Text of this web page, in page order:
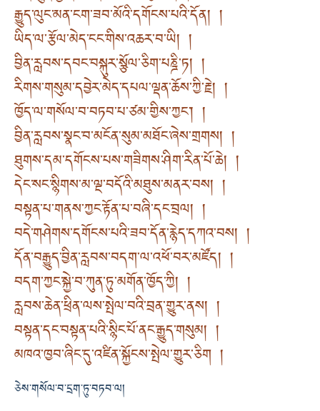
རྒྱུད་ལུང་མན་ངག་ཟབ་མོའི་དགོངས་པའི་དོན། །
ཡིད་ལ་རྩོལ་མེད་ངང་གིས་འཆར་བ་ཡི། །
བྱིན་རླབས་དབང་བསྐུར་སྩོལ་ཅིག་པཎྜི་ཏ། །
རིགས་གསུམ་དབྱེར་མེད་དཔལ་ལྡན་ཆོས་ཀྱི་རྗེ། །
ཁྱོད་ལ་གསོལ་བ་བཏབ་པ་ཙམ་གྱིས་ཀྱང་། །
བྱིན་རླབས་སྣང་བ་མངོན་སུམ་མཐོང་ཞེས་གྲགས། །
ཐུགས་དམ་དགོངས་པས་གཟིགས་ཤིག་རིན་པོ་ཆེ། །
དེང་སང་སྙིགས་མ་ལྔ་བདོའི་མཐུས་མནར་བས། །
བསྟན་པ་གནས་ཀྱང་རྟོན་པ་བཞི་དང་བྲལ། །
བདེ་གཤེགས་དགོངས་པའི་ཟབ་དོན་རྙེད་དཀའ་བས། །
དོན་བརྒྱུད་བྱིན་རླབས་བདག་ལ་འཕོ་བར་མཛོད། །
བདག་ཀྱང་སྐྱེ་བ་ཀུན་ཏུ་མགོན་ཁྱོད་ཀྱི། །
རླབས་ཆེན་ཕྲིན་ལས་སྤེལ་བའི་བྲན་གྱུར་ནས། །
བསྟན་དང་བསྟན་པའི་སྙིང་པོ་ནང་རྒྱུད་གསུམ། །
མཁའ་ཁྱབ་ཞིང་དུ་འཛིན་སྐྱོངས་སྤེལ་གྱུར་ཅིག །
ཅེས་གསོལ་བ་དྲག་ཏུ་བཏབ་ལ།